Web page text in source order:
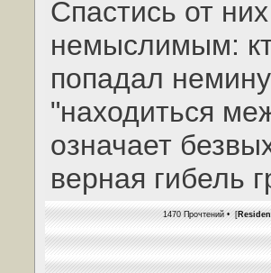
Спастись от
немыслимым:
попадал
"находиться
означает
верная гибель
1470 Прочтений • [